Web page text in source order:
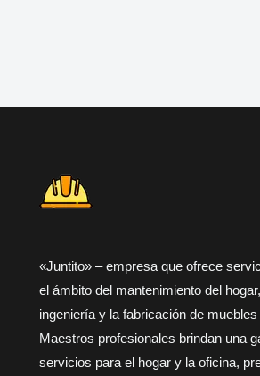
«Juntito» – empresa que ofrece
el ámbito del mantenimiento del
ingeniería y la fabricación de muebles
Maestros profesionales brindan una
servicios para el hogar y la oficina,